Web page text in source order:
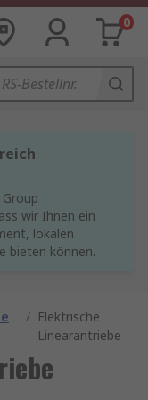
0
wir Ihnen ein
lokalen
bieten können.
/ Elektrische
Linearantriebe